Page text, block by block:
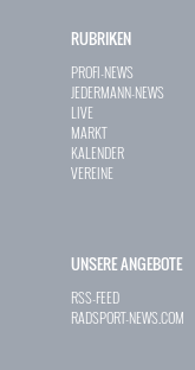
RUBRIKEN
PROFI-NEWS
JEDERMANN-NEWS
LIVE
MARKT
KALENDER
VEREINE
UNSERE ANGEBOTE
RSS-FEED
RADSPORT-NEWS.COM